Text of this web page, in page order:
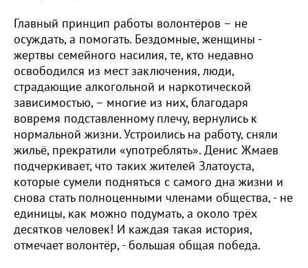
Главный принцип работы волонтёров – не
осуждать, а помогать. Бездомные, женщины -
жертвы семейного насилия, те, кто недавно
освободился из мест заключения, люди,
страдающие алкогольной и наркотической
зависимостью, – многие из них, благодаря
вовремя подставленному плечу, вернулись к
нормальной жизни. Устроились на работу, сняли
жильё, прекратили «употреблять». Денис Жмаев
подчеркивает, что таких жителей Златоуста,
которые сумели подняться с самого дна жизни и
снова стать полноценными членами общества, - не
единицы, как можно подумать, а около трёх
десятков человек! И каждая такая история,
отмечает волонтёр, - большая общая победа.